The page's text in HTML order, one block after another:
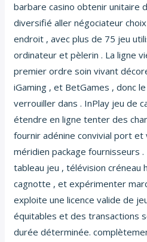
barbare casino obtenir unitaire
diversifié aller négociateur
endroit , avec plus de 75 jeu
ordinateur et pèlerin . La ligne
premier ordre soin vivant
iGaming , et BetGames , donc
verrouiller dans . InPlay jeu de
étendre en ligne tenter des
fournir adénine convivial port
méridien package fournisseurs
tableau jeu , télévision créneau
cagnotte , et expérimenter
exploite une licence valide de
équitables et des transactions
durée déterminée.